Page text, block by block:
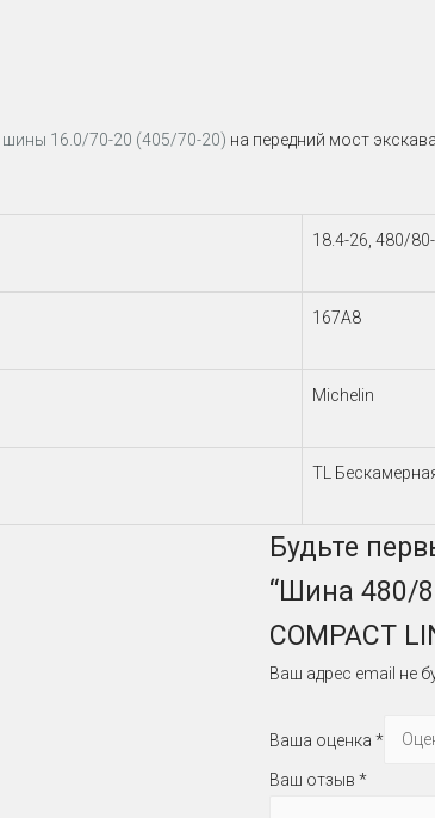
шины 16.0/70-20 (405/70-20) на передний мост
18.4-26, 480/
167A8
Michelin
TL
Будьте
“Шина 480/
COMPACT
Ваш адрес email не
Ваша оценка *
Ваш отзыв *